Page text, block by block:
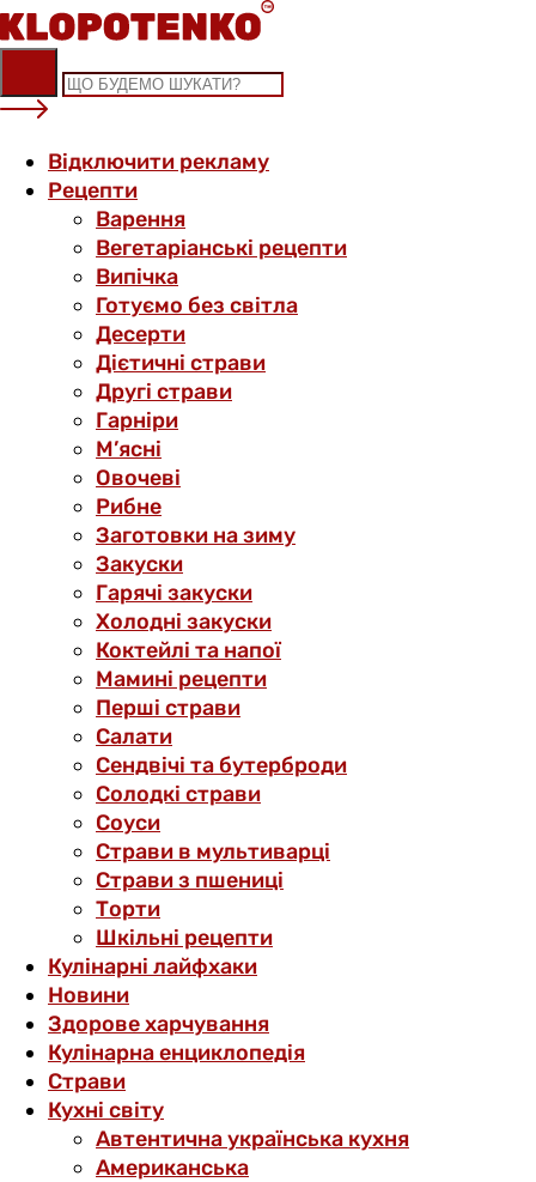
Skip
to
content
Відключити рекламу
Рецепти
Варення
Вегетаріанські рецепти
Випічка
Готуємо без світла
Десерти
Дієтичні страви
Другі страви
Гарніри
М’ясні
Овочеві
Рибне
Заготовки на зиму
Закуски
Гарячі закуски
Холодні закуски
Коктейлі та напої
Мамині рецепти
Перші страви
Салати
Сендвічі та бутерброди
Солодкі страви
Соуси
Страви в мультиварці
Страви з пшениці
Торти
Шкільні рецепти
Кулінарні лайфхаки
Новини
Здорове харчування
Кулінарна енциклопедія
Страви
Кухні світу
Автентична українська кухня
Американська